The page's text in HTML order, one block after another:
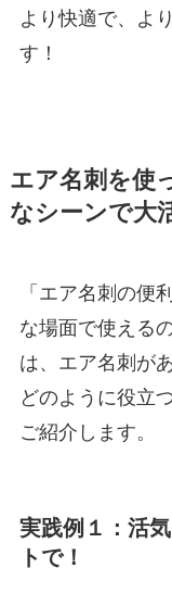
より快適で、よ
す！
エア名刺を使
なシーンで大
「エア名刺の便
な場面で使える
は、エア名刺が
どのように役立
ご紹介します。
実践例１：活
トで！